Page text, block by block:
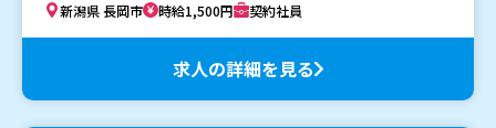
新潟県 長岡市 時給1,500円 契約社員
求人の詳細を見る